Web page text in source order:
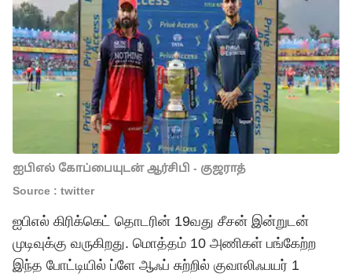
ஐபிஎல் கோப்பையுடன் ஆர்சிபி - குஜராத்
Source : twitter
ஐபிஎல் கிரிக்கெட் தொடரின் 19வது சீசன் இன்றுடன்
முடிவுக்கு வருகிறது. மொத்தம் 10 அணிகள் பங்கேற்ற
இந்த போட்டியில் ப்ளே ஆஃப் சுற்றில் குவாலிஃபயர் 1